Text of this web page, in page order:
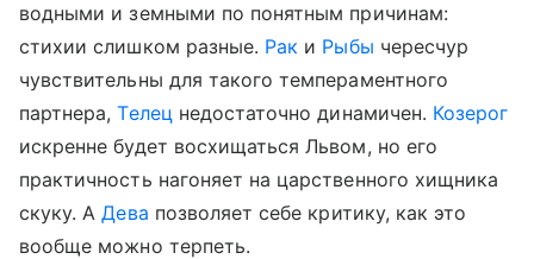
водными и земными по понятным причинам:
стихии слишком разные. Рак и Рыбы чересчур
чувствительны для такого темпераментного
партнера,Телец недостаточно динамичен. Козерог
искренне будет восхищаться Львом, но его
практичность нагоняет на царственного хищника
скуку. АДева позволяет себе критику, как это
вообще можно терпеть.